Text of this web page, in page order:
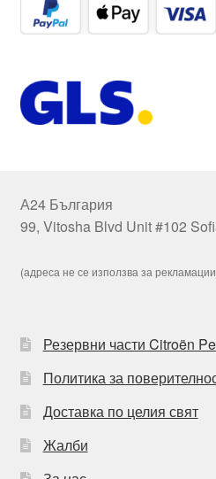
А24 България
99, Vitosha Blvd Unit #102
(адреса не се използва за
Резервни части Citroën
Политика за
Доставка по целия свят
Жалби